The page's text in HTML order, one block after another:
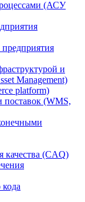
(АСУ
и
Management)
platform)
поставок (WMS,
качества (CAQ)